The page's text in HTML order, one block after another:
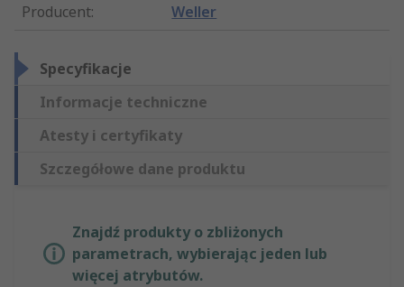
Producent: Weller
Specyfikacje
Informacje techniczne
Atesty i certyfikaty
Szczegółowe dane produktu
Znajdź produkty o zbliżonych
parametrach, wybierając jeden lub
więcej atrybutów.